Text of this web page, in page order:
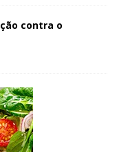
contra o